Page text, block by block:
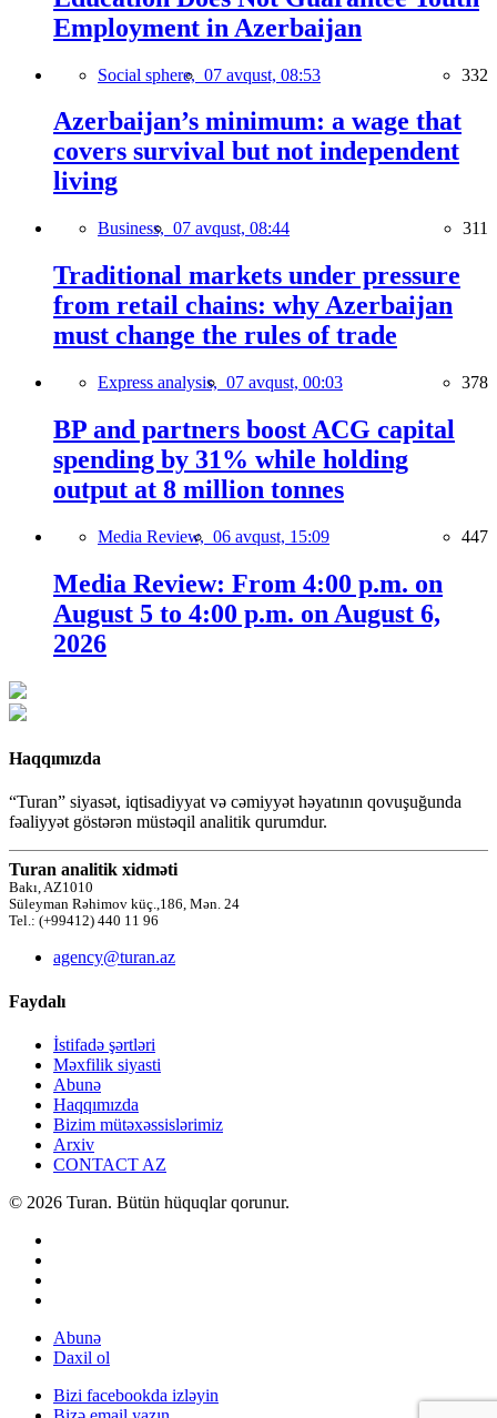
Employment in Azerbaijan
Social sphere, 07 avqust, 08:53 332
Azerbaijan’s minimum: a wage that
covers survival but not independent
living
Business, 07 avqust, 08:44 311
Traditional markets under pressure
from retail chains: why Azerbaijan
must change the rules of trade
Express analysis, 07 avqust, 00:03 378
BP and partners boost ACG capital
spending by 31% while holding
output at 8 million tonnes
Media Review, 06 avqust, 15:09 447
Media Review: From 4:00 p.m. on
August 5 to 4:00 p.m. on August 6,
2026
Haqqımızda
“Turan” siyasət, iqtisadiyyat və cəmiyyət həyatının qovuşuğunda
fəaliyyət göstərən müstəqil analitik qurumdur.
Turan analitik xidməti
Bakı, AZ1010
Süleyman Rəhimov küç.,186, Mən. 24
Tel.: (+99412) 440 11 96
agency@turan.az
Faydalı
İstifadə şərtləri
Məxfilik siyasti
Abunə
Haqqımızda
Bizim mütəxəssislərimiz
Arxiv
CONTACT AZ
© 2026 Turan. Bütün hüquqlar qorunur.
Abunə
Daxil ol
Bizi facebookda izləyin